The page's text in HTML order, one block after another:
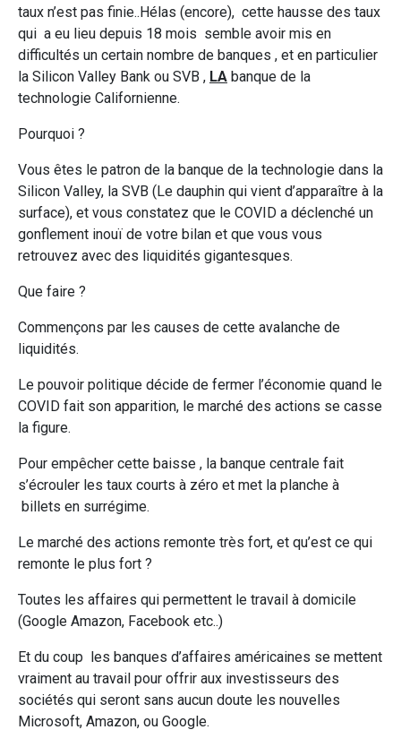
taux n’est pas finie..Hélas (encore), cette hausse des taux
qui a eu lieu depuis 18 mois semble avoir mis en
difficultés un certain nombre de banques , et en particulier
la Silicon Valley Bank ou SVB , LA banque de la
technologie Californienne.
Pourquoi ?
Vous êtes le patron de la banque de la technologie dans la
Silicon Valley, la SVB (Le dauphin qui vient d’apparaître à la
surface), et vous constatez que le COVID a déclenché un
gonflement inouï de votre bilan et que vous vous
retrouvez avec des liquidités gigantesques.
Que faire ?
Commençons par les causes de cette avalanche de
liquidités.
Le pouvoir politique décide de fermer l’économie quand le
COVID fait son apparition, le marché des actions se casse
la figure.
Pour empêcher cette baisse , la banque centrale fait
s’écrouler les taux courts à zéro et met la planche à
billets en surrégime.
Le marché des actions remonte très fort, et qu’est ce qui
remonte le plus fort ?
Toutes les affaires qui permettent le travail à domicile
(Google Amazon, Facebook etc..)
Et du coup les banques d’affaires américaines se mettent
vraiment au travail pour offrir aux investisseurs des
sociétés qui seront sans aucun doute les nouvelles
Microsoft, Amazon, ou Google.